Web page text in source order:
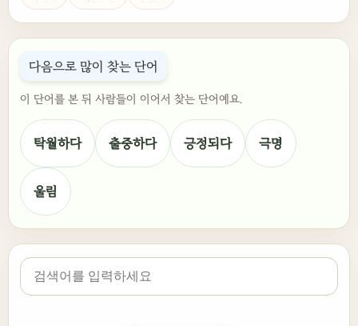
다음으로 많이 찾는 단어
이 단어를 본 뒤 사람들이 이어서 찾는 단어예요.
탁월하다 출중하다 긍정되다 극명
울림